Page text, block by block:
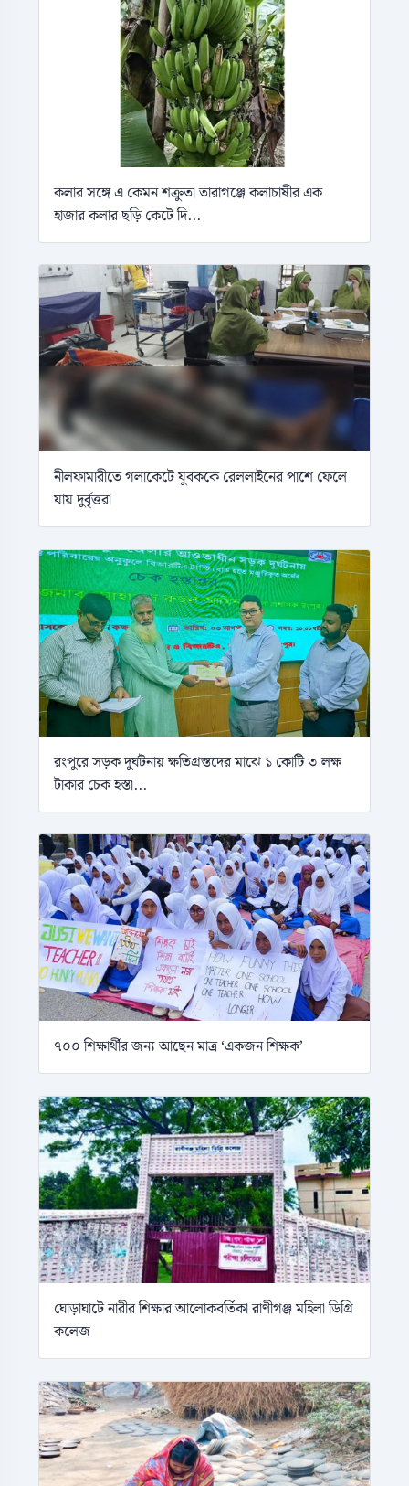
কলার সঙ্গে এ কেমন শক্রুতা তারাগঞ্জে কলাচাষীর এক
হাজার কলার ছড়ি কেটে দি...
নীলফামারীতে গলাকেটে যুবককে রেললাইনের পাশে ফেলে
যায় দুর্বৃত্তরা
রংপুরে সড়ক দুর্ঘটনায় ক্ষতিগ্রস্তদের মাঝে ১ কোটি ৩ লক্ষ
টাকার চেক হস্তা...
৭০০ শিক্ষার্থীর জন্য আছেন মাত্র ‘একজন শিক্ষক’
ঘোড়াঘাটে নারীর শিক্ষার আলোকবর্তিকা রাণীগঞ্জ মহিলা ডিগ্রি
কলেজ